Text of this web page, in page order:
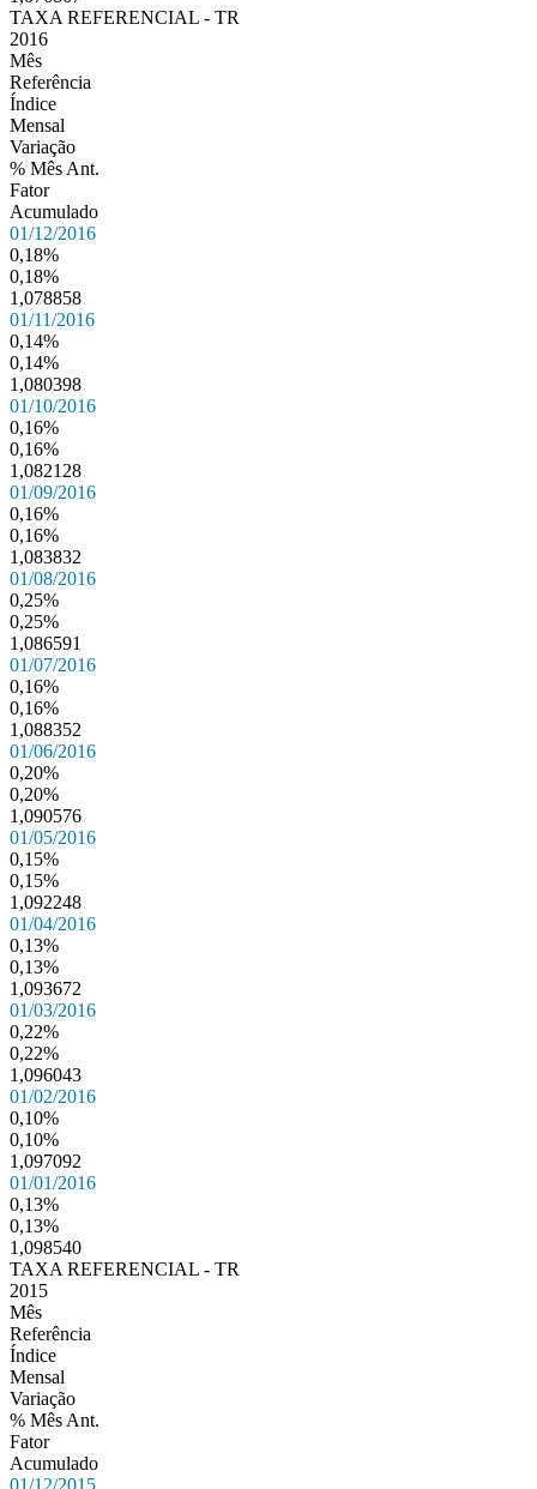
TAXA REFERENCIAL - TR
2016
Mês
Referência
Índice
Mensal
Variação
% Mês Ant.
Fator
Acumulado
01/12/2016
0,18%
0,18%
1,078858
01/11/2016
0,14%
0,14%
1,080398
01/10/2016
0,16%
0,16%
1,082128
01/09/2016
0,16%
0,16%
1,083832
01/08/2016
0,25%
0,25%
1,086591
01/07/2016
0,16%
0,16%
1,088352
01/06/2016
0,20%
0,20%
1,090576
01/05/2016
0,15%
0,15%
1,092248
01/04/2016
0,13%
0,13%
1,093672
01/03/2016
0,22%
0,22%
1,096043
01/02/2016
0,10%
0,10%
1,097092
01/01/2016
0,13%
0,13%
1,098540
TAXA REFERENCIAL - TR
2015
Mês
Referência
Índice
Mensal
Variação
% Mês Ant.
Fator
Acumulado
01/12/2015